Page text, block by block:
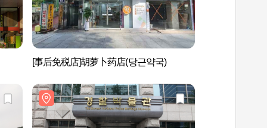
[事后免税店]胡萝卜药店(당근약국)